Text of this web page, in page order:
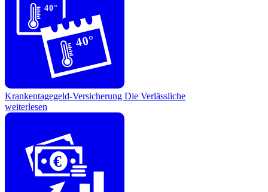
40°
40°
Krankentagegeld-Versicherung Die Verlässliche
weiterlesen
€